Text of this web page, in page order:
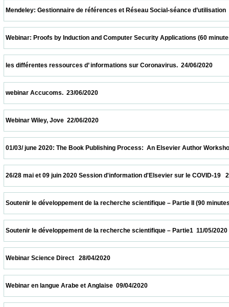
Mendeley: Gestionnaire de références et Réseau Social-séance
Webinar: Proofs by Induction and Computer Security Applications
les différentes ressources d’ informations sur Coronavirus.  24/
webinar Accucoms.  23/06/2020
Webinar Wiley, Jove  22/06/2020
01/03/ june 2020: The Book Publishing Process:  An Elsevier
26/28 mai et 09 juin 2020 Session d'information d'Elsevier sur le
Soutenir le développement de la recherche scientifique – Partie II
Soutenir le développement de la recherche scientifique –
Webinar Science Direct   28/04/2020
Webinar en langue Arabe et Anglaise  09/04/2020